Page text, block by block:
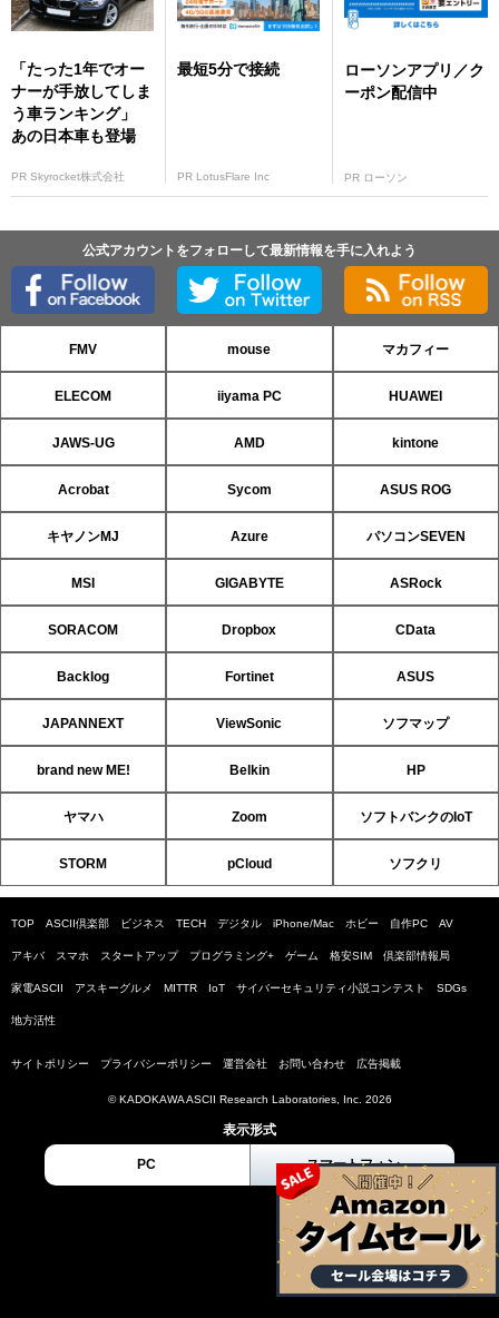
「たった1年でオー
ナーが手放してしま
う車ランキング」
あの日本車も登場
PR Skyrocket株式会社
最短5分で接続
PR LotusFlare Inc
ローソンアプリ／ク
ーポン配信中
PR ローソン
公式アカウントをフォローして最新情報を手に入れよう
FMV mouse マカフィー
ELECOM iiyama PC HUAWEI
JAWS-UG AMD kintone
Acrobat Sycom ASUS ROG
キヤノンMJ Azure パソコンSEVEN
MSI GIGABYTE ASRock
SORACOM Dropbox CData
Backlog Fortinet ASUS
JAPANNEXT ViewSonic ソフマップ
brand new ME! Belkin HP
ヤマハ Zoom ソフトバンクのIoT
STORM pCloud ソフクリ
TOP ASCII倶楽部 ビジネス TECH デジタル iPhone/Mac ホビー 自作PC AV
アキバ スマホ スタートアップ プログラミング+ ゲーム 格安SIM 倶楽部情報局
家電ASCII アスキーグルメ MITTR IoT サイバーセキュリティ小説コンテスト SDGs
地方活性
サイトポリシー プライバシーポリシー 運営会社 お問い合わせ 広告掲載
© KADOKAWA ASCII Research Laboratories, Inc. 2026
表示形式
PC スマートフォン